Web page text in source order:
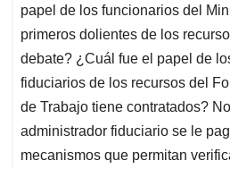
papel de los funcionarios del
primeros dolientes de los
debate? ¿Cuál fue el papel de
fiduciarios de los recursos del
de Trabajo tiene contratados?
administrador fiduciario se le
mecanismos que permitan